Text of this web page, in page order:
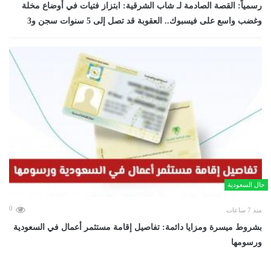
رسمياً: القصة الصادمة لـ شاب الشرقية: ابتزاز فتيات في أوضاع مخلة
وغضب واسع على فيسبوك.. العقوبة قد تصل إلى 5 سنوات سجن و3
حال السعودية
منذ 7 ساعات 0
بشروط ميسرة ومزايا دائمة: تفاصيل إقامة مستثمر أعمال في السعودية
ورسومها